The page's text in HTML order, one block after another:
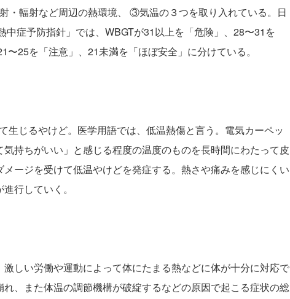
輻射など周辺の熱環境、 ③気温の３つを取り入れている。日
中症予防指針」では、WBGTが31以上を「危険」、28〜31を
〜25を「注意」、21未満を「ほぼ安全」に分けている。
じるやけど。医学用語では、低温熱傷と言う。電気カーペッ
気持ちがいい」と感じる程度の温度のものを長時間にわたって皮
ージを受けて低温やけどを発症する。熱さや痛みを感じにくい
行していく。
しい労働や運動によって体にたまる熱などに体が十分に対応で
、また体温の調節機構が破綻するなどの原因で起こる症状の総